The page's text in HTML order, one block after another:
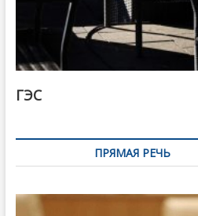
ГЭС
ПРЯМАЯ РЕЧЬ